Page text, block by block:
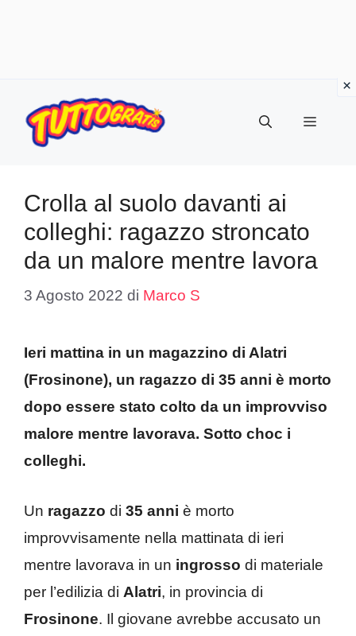
contenuto
Menu
Crolla al suolo davanti ai
colleghi: ragazzo stroncato
da un malore mentre lavora
3 Agosto 2022 di Marco S
Ieri mattina in un magazzino di Alatri
(Frosinone), un ragazzo di 35 anni è morto
dopo essere stato colto da un improvviso
malore mentre lavorava. Sotto choc i
colleghi.
Un ragazzo di 35 anni è morto
improvvisamente nella mattinata di ieri
mentre lavorava in un ingrosso di materiale
per l’edilizia di Alatri, in provincia di
Frosinone. Il giovane avrebbe accusato un